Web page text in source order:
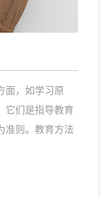
面，如学习原
它们是指导教育
准则。教育方法